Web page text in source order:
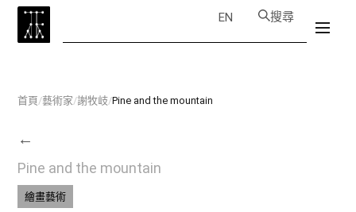
EN 搜尋
首頁/藝術家/謝牧岐/Pine and the mountain
←
Pine and the mountain
繪畫藝術